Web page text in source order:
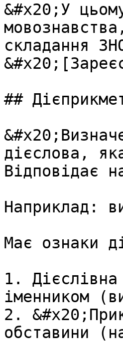
&#x20;У
складання
##
дiєслова,
Вiдповiдає
Наприклад:
Має ознаки
1. Дiєслiвна
iменником
2.
обставини